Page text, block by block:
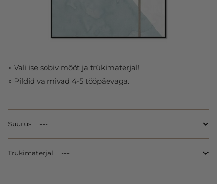
∘ Vali ise sobiv mõõt ja trükimaterjal!
∘ Pildid valmivad 4-5 tööpäevaga.
Suurus
Trükimaterjal